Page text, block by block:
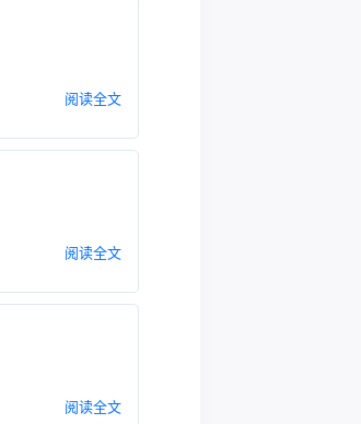
阅读全文
阅读全文
阅读全文